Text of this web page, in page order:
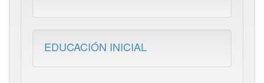
EDUCACIÓN INICIAL